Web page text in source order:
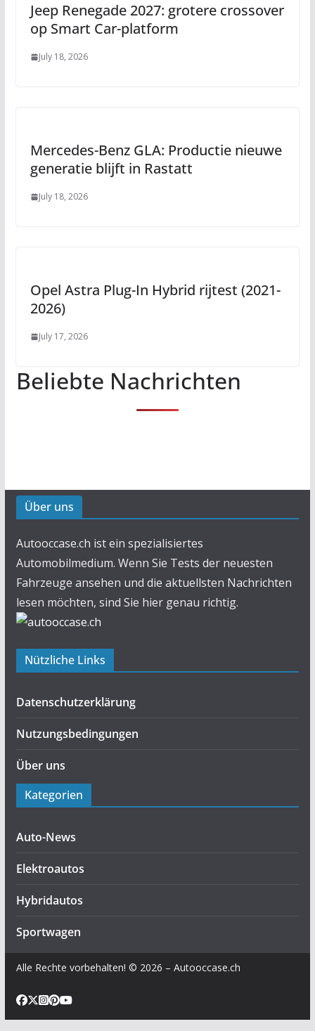
Jeep Renegade 2027: grotere crossover
op Smart Car-platform
July 18, 2026
Mercedes-Benz GLA: Productie nieuwe
generatie blijft in Rastatt
July 18, 2026
Opel Astra Plug-In Hybrid rijtest (2021-
2026)
July 17, 2026
Beliebte Nachrichten
Über uns
Autooccase.ch ist ein spezialisiertes
Automobilmedium. Wenn Sie Tests der neuesten
Fahrzeuge ansehen und die aktuellsten Nachrichten
lesen möchten, sind Sie hier genau richtig.
Nützliche Links
Datenschutzerklärung
Nutzungsbedingungen
Über uns
Kategorien
Auto-News
Elektroautos
Hybridautos
Sportwagen
Alle Rechte vorbehalten! © 2026 – Autooccase.ch